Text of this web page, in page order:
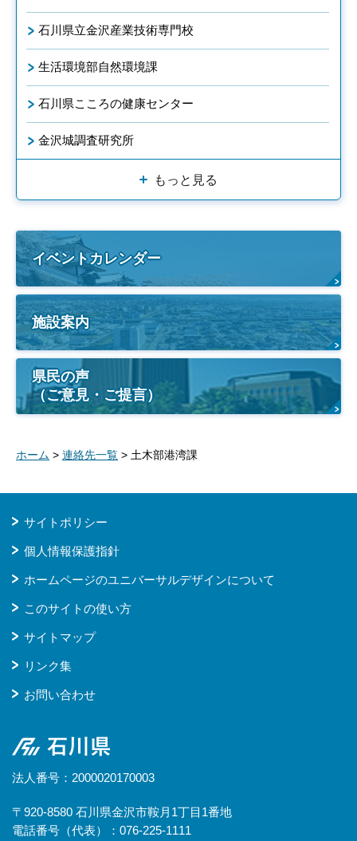
石川県立金沢産業技術専門校
生活環境部自然環境課
石川県こころの健康センター
金沢城調査研究所
もっと見る
イベントカレンダー
施設案内
県民の声
（ご意見・ご提言）
ホーム > 連絡先一覧 > 土木部港湾課
サイトポリシー
個人情報保護指針
ホームページのユニバーサルデザインについて
このサイトの使い方
サイトマップ
リンク集
お問い合わせ
石川県
法人番号：2000020170003
〒920-8580 石川県金沢市鞍月1丁目1番地
電話番号（代表）：076-225-1111